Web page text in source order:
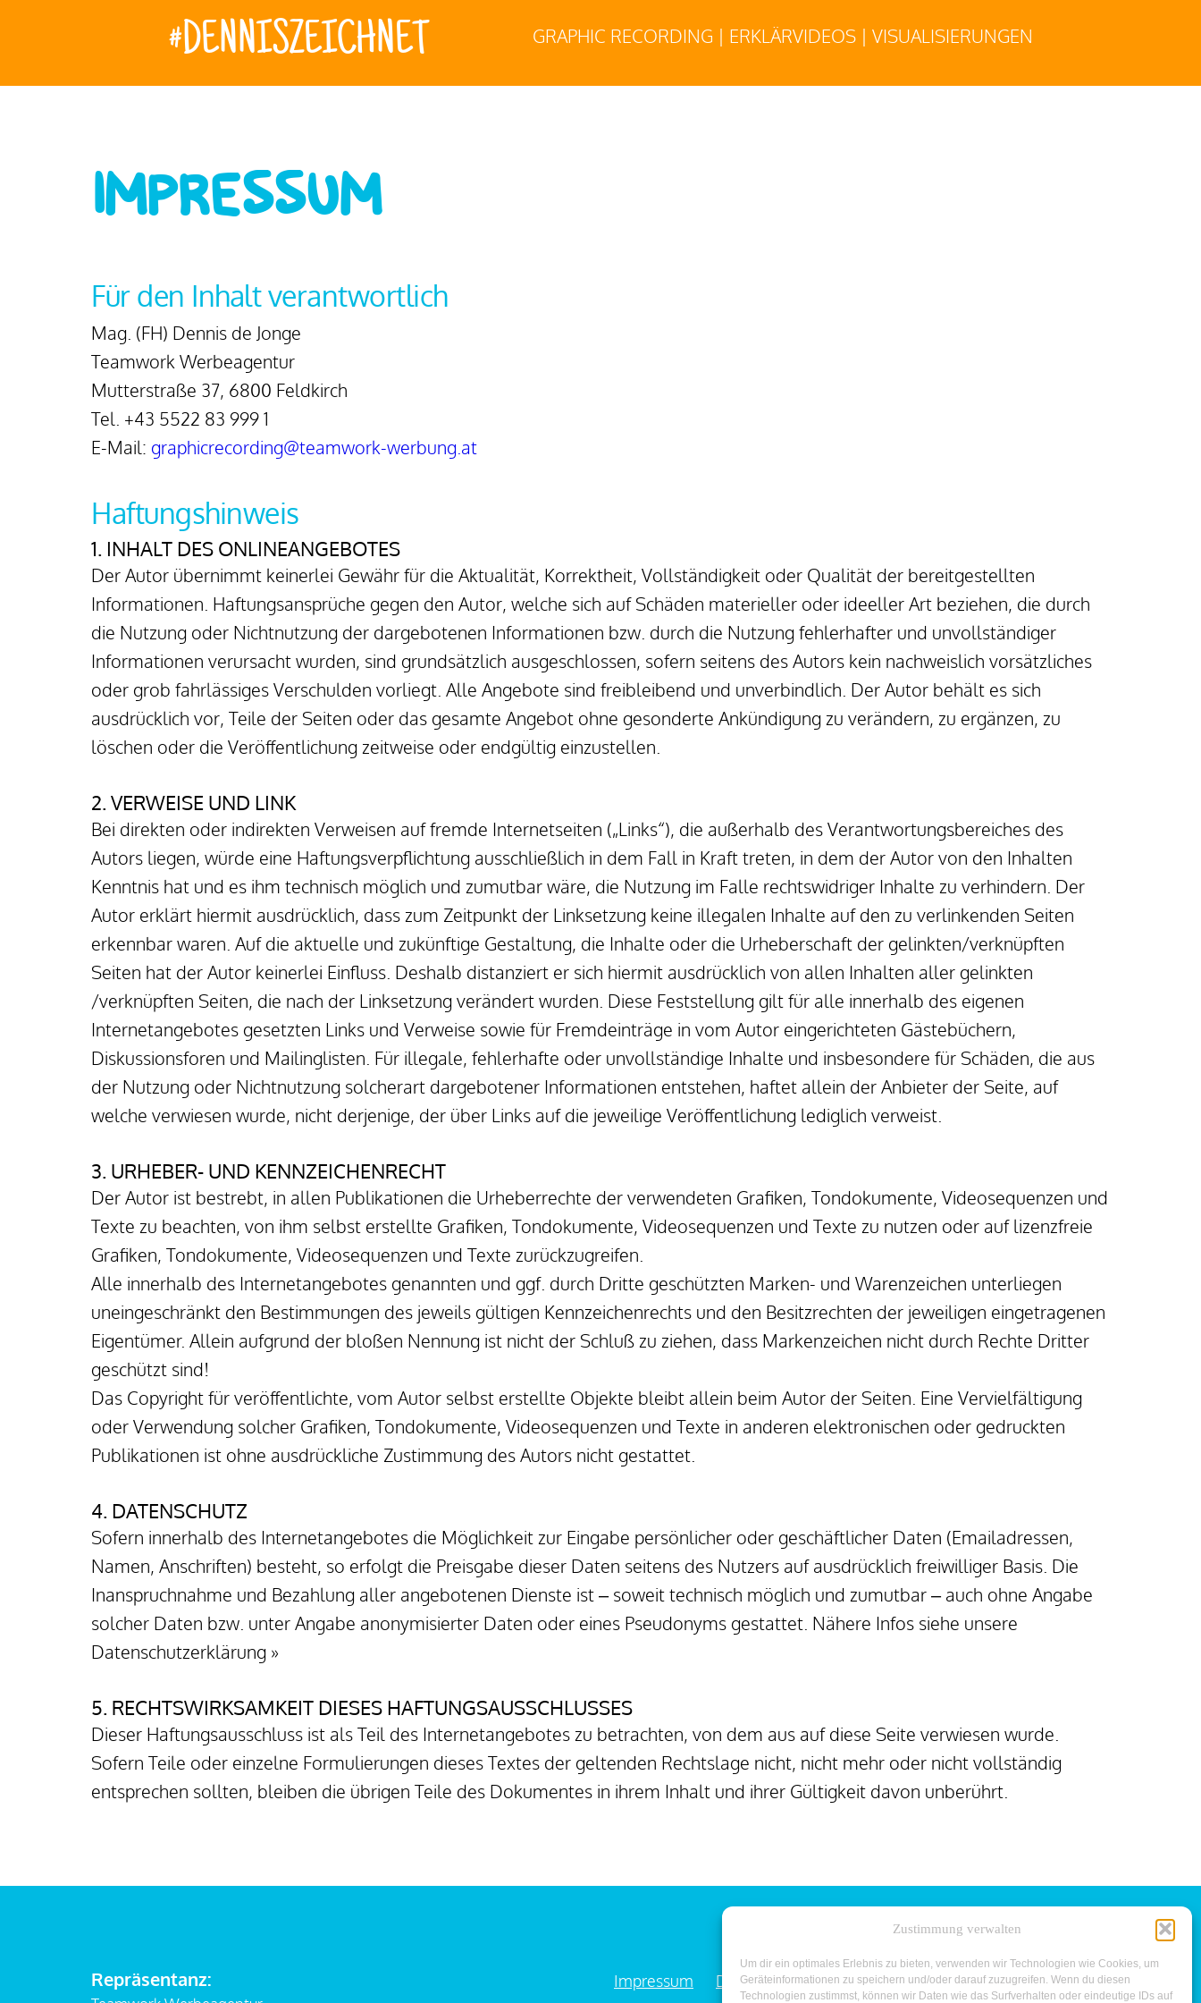
Zustimmung verwalten
Um dir ein optimales Erlebnis zu bieten, verwenden wir Technologien wie Cookies, um
Geräteinformationen zu speichern und/oder darauf zuzugreifen. Wenn du diesen
Technologien zustimmst, können wir Daten wie das Surfverhalten oder eindeutige IDs auf
#DENNISZEICHNET GRAPHIC RECORDING | ERKLÄRVIDEOS | VISUALISIERUNGEN
IMPRESSUM
Für den Inhalt verantwortlich
Mag. (FH) Dennis de Jonge
Teamwork Werbeagentur
Mutterstraße 37, 6800 Feldkirch
Tel. +43 5522 83 999 1
E-Mail: graphicrecording@teamwork-werbung.at
Haftungshinweis
1. INHALT DES ONLINEANGEBOTES
Der Autor übernimmt keinerlei Gewähr für die Aktualität, Korrektheit, Vollständigkeit oder Qualität der bereitgestellten
Informationen. Haftungsansprüche gegen den Autor, welche sich auf Schäden materieller oder ideeller Art beziehen, die durch
die Nutzung oder Nichtnutzung der dargebotenen Informationen bzw. durch die Nutzung fehlerhafter und unvollständiger
Informationen verursacht wurden, sind grundsätzlich ausgeschlossen, sofern seitens des Autors kein nachweislich vorsätzliches
oder grob fahrlässiges Verschulden vorliegt. Alle Angebote sind freibleibend und unverbindlich. Der Autor behält es sich
ausdrücklich vor, Teile der Seiten oder das gesamte Angebot ohne gesonderte Ankündigung zu verändern, zu ergänzen, zu
löschen oder die Veröffentlichung zeitweise oder endgültig einzustellen.
2. VERWEISE UND LINK
Bei direkten oder indirekten Verweisen auf fremde Internetseiten („Links“), die außerhalb des Verantwortungsbereiches des
Autors liegen, würde eine Haftungsverpflichtung ausschließlich in dem Fall in Kraft treten, in dem der Autor von den Inhalten
Kenntnis hat und es ihm technisch möglich und zumutbar wäre, die Nutzung im Falle rechtswidriger Inhalte zu verhindern. Der
Autor erklärt hiermit ausdrücklich, dass zum Zeitpunkt der Linksetzung keine illegalen Inhalte auf den zu verlinkenden Seiten
erkennbar waren. Auf die aktuelle und zukünftige Gestaltung, die Inhalte oder die Urheberschaft der gelinkten/verknüpften
Seiten hat der Autor keinerlei Einfluss. Deshalb distanziert er sich hiermit ausdrücklich von allen Inhalten aller gelinkten
/verknüpften Seiten, die nach der Linksetzung verändert wurden. Diese Feststellung gilt für alle innerhalb des eigenen
Internetangebotes gesetzten Links und Verweise sowie für Fremdeinträge in vom Autor eingerichteten Gästebüchern,
Diskussionsforen und Mailinglisten. Für illegale, fehlerhafte oder unvollständige Inhalte und insbesondere für Schäden, die aus
der Nutzung oder Nichtnutzung solcherart dargebotener Informationen entstehen, haftet allein der Anbieter der Seite, auf
welche verwiesen wurde, nicht derjenige, der über Links auf die jeweilige Veröffentlichung lediglich verweist.
3. URHEBER- UND KENNZEICHENRECHT
Der Autor ist bestrebt, in allen Publikationen die Urheberrechte der verwendeten Grafiken, Tondokumente, Videosequenzen und
Texte zu beachten, von ihm selbst erstellte Grafiken, Tondokumente, Videosequenzen und Texte zu nutzen oder auf lizenzfreie
Grafiken, Tondokumente, Videosequenzen und Texte zurückzugreifen.
Alle innerhalb des Internetangebotes genannten und ggf. durch Dritte geschützten Marken- und Warenzeichen unterliegen
uneingeschränkt den Bestimmungen des jeweils gültigen Kennzeichenrechts und den Besitzrechten der jeweiligen eingetragenen
Eigentümer. Allein aufgrund der bloßen Nennung ist nicht der Schluß zu ziehen, dass Markenzeichen nicht durch Rechte Dritter
geschützt sind!
Das Copyright für veröffentlichte, vom Autor selbst erstellte Objekte bleibt allein beim Autor der Seiten. Eine Vervielfältigung
oder Verwendung solcher Grafiken, Tondokumente, Videosequenzen und Texte in anderen elektronischen oder gedruckten
Publikationen ist ohne ausdrückliche Zustimmung des Autors nicht gestattet.
4. DATENSCHUTZ
Sofern innerhalb des Internetangebotes die Möglichkeit zur Eingabe persönlicher oder geschäftlicher Daten (Emailadressen,
Namen, Anschriften) besteht, so erfolgt die Preisgabe dieser Daten seitens des Nutzers auf ausdrücklich freiwilliger Basis. Die
Inanspruchnahme und Bezahlung aller angebotenen Dienste ist – soweit technisch möglich und zumutbar – auch ohne Angabe
solcher Daten bzw. unter Angabe anonymisierter Daten oder eines Pseudonyms gestattet. Nähere Infos siehe unsere
Datenschutzerklärung »
5. RECHTSWIRKSAMKEIT DIESES HAFTUNGSAUSSCHLUSSES
Dieser Haftungsausschluss ist als Teil des Internetangebotes zu betrachten, von dem aus auf diese Seite verwiesen wurde.
Sofern Teile oder einzelne Formulierungen dieses Textes der geltenden Rechtslage nicht, nicht mehr oder nicht vollständig
entsprechen sollten, bleiben die übrigen Teile des Dokumentes in ihrem Inhalt und ihrer Gültigkeit davon unberührt.
Repräsentanz: Impressum Datenschutzerklärung Cookie-Richtlinie (EU)